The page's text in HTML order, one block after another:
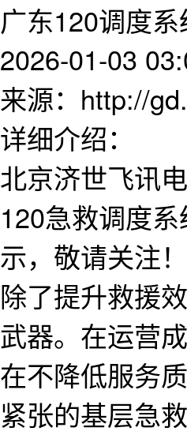
广东120调度
2026-01-03
来源：http://
详细介绍：
北京济世飞讯
120急救调度
示，敬请关注！
除了提升救援
武器。在运营
在不降低服务
紧张的基层急